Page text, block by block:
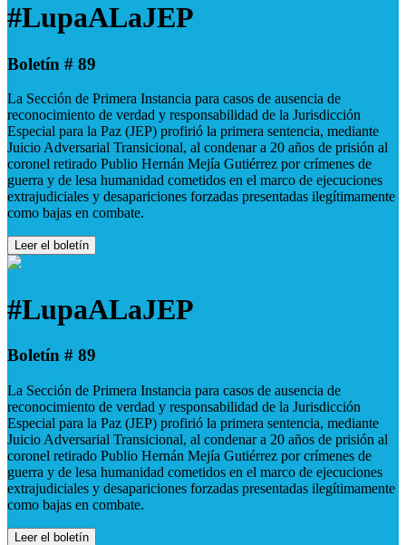
#LupaALaJEP
Boletín # 89
La Sección de Primera Instancia para casos de ausencia de
reconocimiento de verdad y responsabilidad de la Jurisdicción
Especial para la Paz (JEP) profirió la primera sentencia, mediante
Juicio Adversarial Transicional, al condenar a 20 años de prisión al
coronel retirado Publio Hernán Mejía Gutiérrez por crímenes de
guerra y de lesa humanidad cometidos en el marco de ejecuciones
extrajudiciales y desapariciones forzadas presentadas ilegítimamente
como bajas en combate.
Leer el boletín
#LupaALaJEP
Boletín # 89
La Sección de Primera Instancia para casos de ausencia de
reconocimiento de verdad y responsabilidad de la Jurisdicción
Especial para la Paz (JEP) profirió la primera sentencia, mediante
Juicio Adversarial Transicional, al condenar a 20 años de prisión al
coronel retirado Publio Hernán Mejía Gutiérrez por crímenes de
guerra y de lesa humanidad cometidos en el marco de ejecuciones
extrajudiciales y desapariciones forzadas presentadas ilegítimamente
como bajas en combate.
Leer el boletín